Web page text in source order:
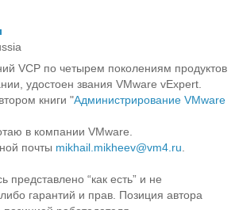
VCP по четырем поколениям продуктов
удостоен звания VMware vExpert.
книги "Администрирование VMware
в компании VMware.
почты mikhail.mikheev@vm4.ru
представлено “как есть” и не
гарантий и прав. Позиция автора